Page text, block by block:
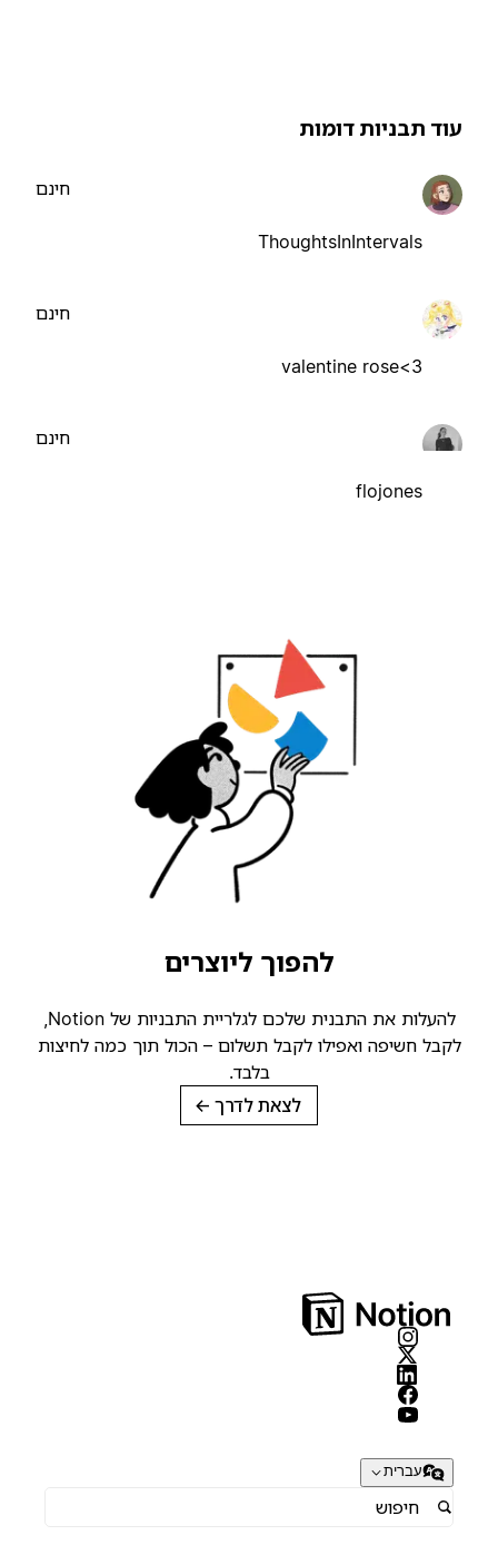
תבניות דומות
ThoughtsInIntervals
valentine rose<3
flojones
להפוך ליוצרים
להעלות את התבנית שלכם לגלריית התבניות של Notion,
לקבל חשיפה ואפילו לקבל תשלום – הכול תוך כמה לחיצות
בלבד.
לצאת לדרך→
עברית